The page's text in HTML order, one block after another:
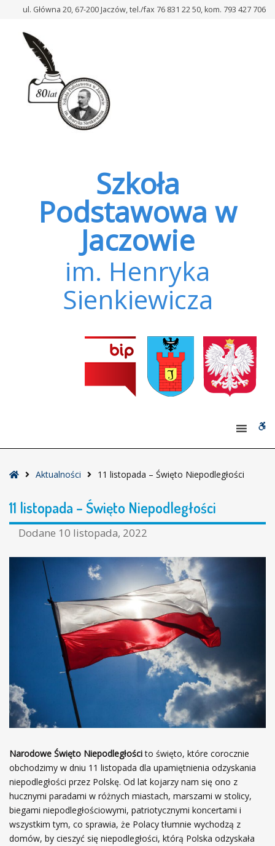
listopada
Niepodległości
ul. Główna 20, 67-200 Jaczów, tel./fax 76 831 22 50, kom. 793 427 706
Szkoła
Podstawowa w
Jaczowie
im. Henryka
Sienkiewicza
StronaAktualności 11 listopada – Święto Niepodległości
11 listopada – Święto Niepodległości
Dodane 10 listopada, 2022
Narodowe Święto Niepodległościto święto, które corocznie
obchodzimy w dniu 11 listopada dla upamiętnienia odzyskania
niepodległości przez Polskę. Od lat kojarzy nam się ono z
hucznymi paradami w różnych miastach, marszami w stolicy,
biegami niepodległościowymi, patriotycznymi koncertami i
wszystkim tym, co sprawia, że Polacy tłumnie wychodzą z
domów, by cieszyć się niepodległości, którą Polska odzyskała